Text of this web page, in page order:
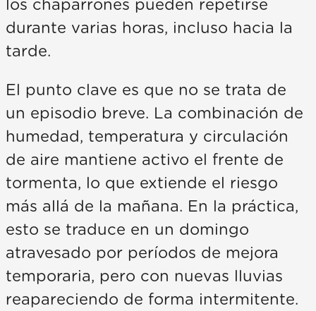
los chaparrones pueden repetirse
durante varias horas, incluso hacia la
tarde.
El punto clave es que no se trata de
un episodio breve. La combinación de
humedad, temperatura y circulación
de aire mantiene activo el frente de
tormenta, lo que extiende el riesgo
más allá de la mañana. En la práctica,
esto se traduce en un domingo
atravesado por períodos de mejora
temporaria, pero con nuevas lluvias
reapareciendo de forma intermitente.